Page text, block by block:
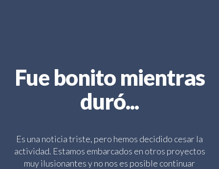
Fue bonito mientras
duró...
Es una noticia triste, pero hemos decidido cesar la
actividad. Estamos embarcados en otros proyectos
muy ilusionantes y no nos es posible continuar